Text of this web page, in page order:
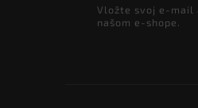
Vložte svoj e-mail
našom e-shope.